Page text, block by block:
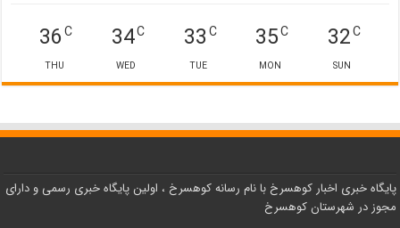
32C
SUN
35C
MON
33C
TUE
34C
WED
36C
THU
پایگاه خبری اخبار کوهسرخ با نام رسانه کوهسرخ ، اولین پایگاه خبری رسمی و دارای
مجوز در شهرستان کوهسرخ